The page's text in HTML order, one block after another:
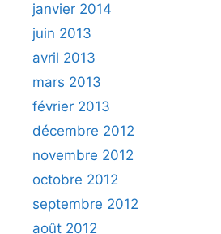
janvier 2014
juin 2013
avril 2013
mars 2013
février 2013
décembre 2012
novembre 2012
octobre 2012
septembre 2012
août 2012